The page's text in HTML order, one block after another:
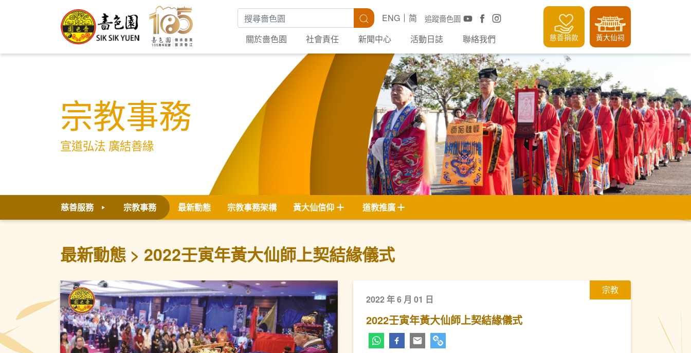
搜尋關鍵字 搜尋 追蹤嗇色園
ENG
简
關於嗇色園
社會責任 新聞中心 活動日誌 聯絡我們 慈善捐款 黃大仙祠
宗教事務
宣道弘法 廣結善緣
慈善服務 宗教事務 最新動態 宗教事務架構 黃大仙信仰 道教推廣
最新動態 2022壬寅年黃大仙師上契結緣儀式
宗教
2022 年 6 月 01 日
2022壬寅年黃大仙師上契結緣儀式